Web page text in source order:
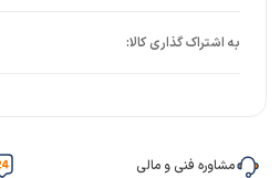
مشاوره فنی و مالی